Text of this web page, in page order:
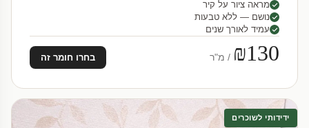
מראה ציור על קיר
נושם — ללא טבעות
עמיד לאורך שנים
₪130 / מ"ר בחרו חומר זה
ידידותי לשוכרים